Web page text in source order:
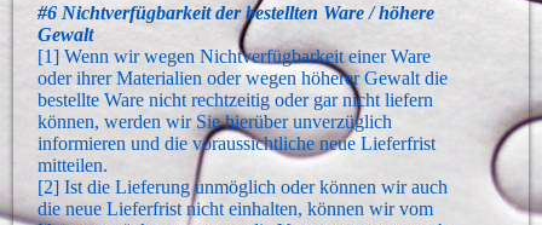
#6 Nichtverfügbarkeit der bestellten Ware / höhere
Gewalt
[1] Wenn wir wegen Nichtverfügbarkeit einer Ware
oder ihrer Materialien oder wegen höherer Gewalt die
bestellte Ware nicht rechtzeitig oder gar nicht liefern
können, werden wir Sie hierüber unverzüglich
informieren und die voraussichtliche neue Lieferfrist
mitteilen.
[2] Ist die Lieferung unmöglich oder können wir auch
die neue Lieferfrist nicht einhalten, können wir vom